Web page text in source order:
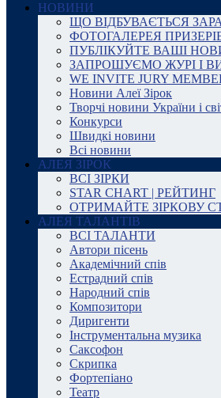
НОВИНИ
ЩО ВІДБУВАЄТЬСЯ
ФОТОГАЛЕРЕЯ
ПУБЛІКУЙТЕ ВАШІ
ЗАПРОШУЄМО ЖУРІ І
WE INVITE JURY
Новини Алеї Зірок
Творчі новини України і
Конкурси
Швидкі новини
Всі новини
АЛЕЯ ЗІРОК
ВСІ ЗІРКИ
STAR CHART | РЕЙТИНГ
ОТРИМАЙТЕ ЗІРКОВУ
АЛЕЯ ТАЛАНТІВ
ВСІ ТАЛАНТИ
Автори пісень
Академічний спів
Естрадний спів
Народний спів
Композитори
Диригенти
Інструментальна музика
Саксофон
Скрипка
Фортепіано
Театр